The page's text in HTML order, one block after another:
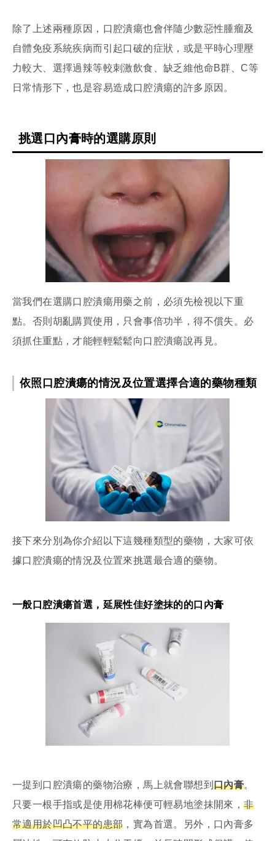
除了上述兩種原因，口腔潰瘍也會伴隨少數惡性腫瘤及
自體免疫系統疾病而引起口破的症狀，或是平時心理壓
力較大、選擇過辣等較刺激飲食、缺乏維他命B群、C等
日常情形下，也是容易造成口腔潰瘍的許多原因。
挑選口內膏時的選購原則
當我們在選購口腔潰瘍用藥之前，必須先檢視以下重
點。否則胡亂購買使用，只會事倍功半，得不償失。必
須抓住重點，才能輕輕鬆鬆向口腔潰瘍說再見。
依照口腔潰瘍的情況及位置選擇合適的藥物種類
接下來分別為你介紹以下這幾種類型的藥物，大家可依
據口腔潰瘍的情況及位置來挑選最合適的藥物。
一般口腔潰瘍首選，延展性佳好塗抹的的口內膏
一提到口腔潰瘍的藥物治療，馬上就會聯想到 口內膏。
只要一根手指或是使用棉花棒便可輕易地塗抹開來，非
常適用於凹凸不平的患部 ，實為首選。另外，口內膏多